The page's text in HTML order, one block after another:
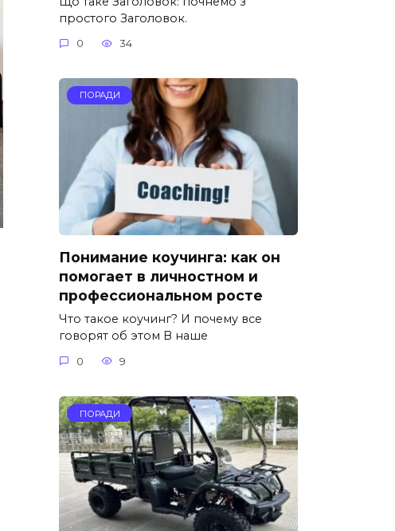
простого Заголовок.
0 34
ПОРАДИ
Понимание коучинга: как он
помогает в личностном и
профессиональном росте
Что такое коучинг? И почему все
говорят об этом В наше
0 9
ПОРАДИ